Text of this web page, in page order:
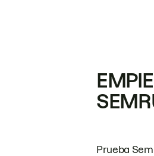
Prueba